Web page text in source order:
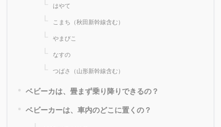
はやて
こまち（秋田新幹線含む）
やまびこ
なすの
つばさ（山形新幹線含む）
ベビーカは、畳まず乗り降りできるの？
ベビーカーは、車内のどこに置くの？